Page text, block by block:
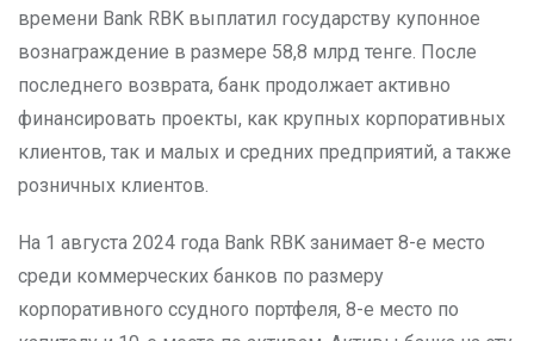
времени Bank RBK выплатил государству купонное
вознаграждение в размере 58,8 млрд тенге. После
последнего возврата, банк продолжает активно
финансировать проекты, как крупных корпоративных
клиентов, так и малых и средних предприятий, а также
розничных клиентов.
На 1 августа 2024 года Bank RBK занимает 8-е место
среди коммерческих банков по размеру
корпоративного ссудного портфеля, 8-е место по